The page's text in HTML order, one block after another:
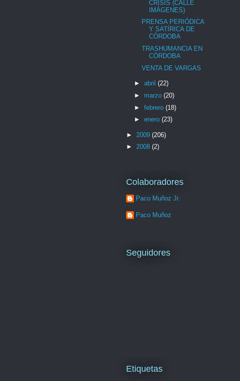
CRISIS (CALLE
IMÁGENES)
PRENSA PERIÓDICA
Y SATÍRICA DE
CÓRDOBA
TRASHUMANCIA EN
CÓRDOBA
VENTA DE VARGAS
► abril (22)
► marzo (20)
► febrero (18)
► enero (23)
► 2009 (206)
► 2008 (2)
Colaboradores
Paco Muñoz Jr.
Paco Muñoz
Seguidores
Etiquetas